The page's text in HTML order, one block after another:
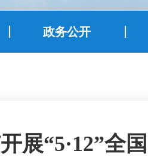
政务公开
展“5·12”全